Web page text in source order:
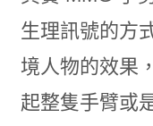
生理訊號的方
境人物的效果
起整隻手臂或